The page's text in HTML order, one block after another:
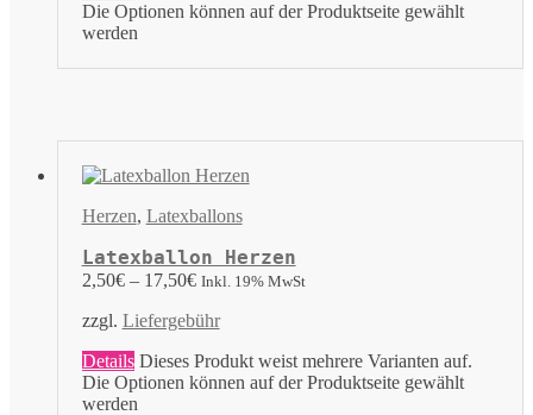
Die Optionen können auf der Produktseite gewählt
werden
Herzen, Latexballons
Latexballon Herzen
2,50€– 17,50€ Inkl. 19% MwSt
zzgl. Liefergebühr
Details Dieses Produkt weist mehrere Varianten auf.
Die Optionen können auf der Produktseite gewählt
werden